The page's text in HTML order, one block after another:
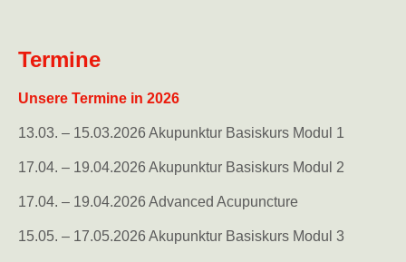
Termine
Unsere Termine in 2026
13.03. – 15.03.2026 Akupunktur Basiskurs Modul 1
17.04. – 19.04.2026 Akupunktur Basiskurs Modul 2
17.04. – 19.04.2026 Advanced Acupuncture
15.05. – 17.05.2026 Akupunktur Basiskurs Modul 3